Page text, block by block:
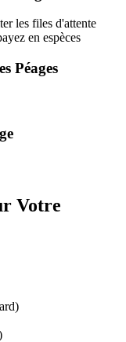
les files d'attente
en espèces
Péages
Votre